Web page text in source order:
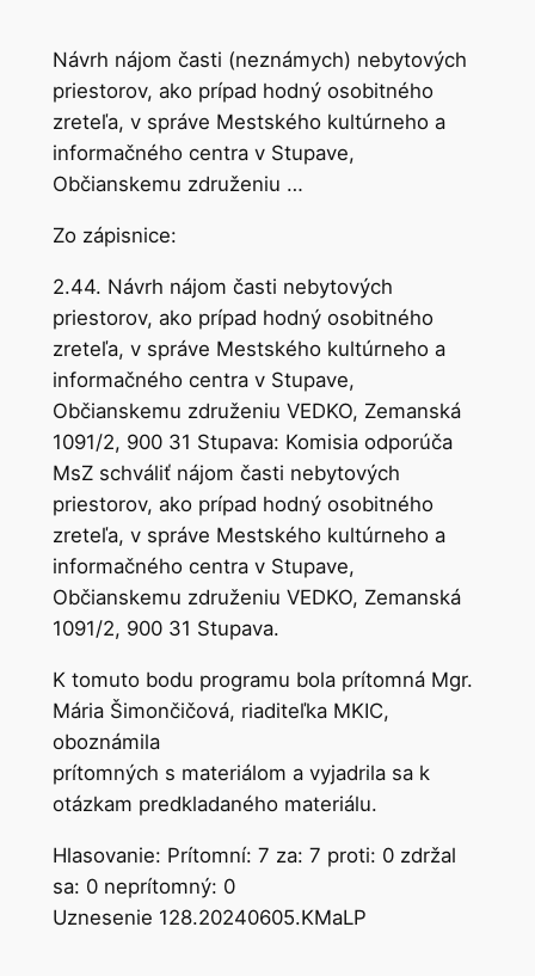
Návrh nájom časti (neznámych) nebytových
priestorov, ako prípad hodný osobitného
zreteľa, v správe Mestského kultúrneho a
informačného centra v Stupave,
Občianskemu združeniu …
Zo zápisnice:
2.44. Návrh nájom časti nebytových
priestorov, ako prípad hodný osobitného
zreteľa, v správe Mestského kultúrneho a
informačného centra v Stupave,
Občianskemu združeniu VEDKO, Zemanská
1091/2, 900 31 Stupava: Komisia odporúča
MsZ schváliť nájom časti nebytových
priestorov, ako prípad hodný osobitného
zreteľa, v správe Mestského kultúrneho a
informačného centra v Stupave,
Občianskemu združeniu VEDKO, Zemanská
1091/2, 900 31 Stupava.
K tomuto bodu programu bola prítomná Mgr.
Mária Šimončičová, riaditeľka MKIC,
oboznámila
prítomných s materiálom a vyjadrila sa k
otázkam predkladaného materiálu.
Hlasovanie: Prítomní: 7 za: 7 proti: 0 zdržal
sa: 0 neprítomný: 0
Uznesenie 128.20240605.KMaLP